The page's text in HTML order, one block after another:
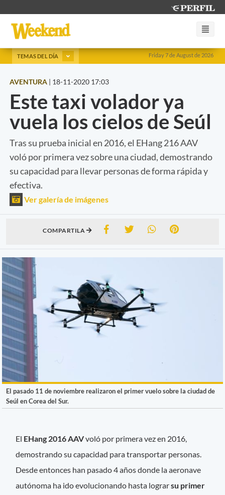
Friday 7 de August de 2026
TEMAS DEL DÍA
AVENTURA | 18-11-2020 17:03
Este taxi volador ya
vuela los cielos de Seúl
Tras su prueba inicial en 2016, el EHang 216 AAV
voló por primera vez sobre una ciudad, demostrando
su capacidad para llevar personas de forma rápida y
efectiva.
Ver galería de imágenes
COMPARTILA
El pasado 11 de noviembre realizaron el primer vuelo sobre la ciudad de
Seúl en Corea del Sur.
El EHang 2016 AAVvoló por primera vez en 2016,
demostrando su capacidad para transportar personas.
Desde entonces han pasado 4 años donde la aeronave
autónoma ha ido evolucionando hasta lograrsu primer